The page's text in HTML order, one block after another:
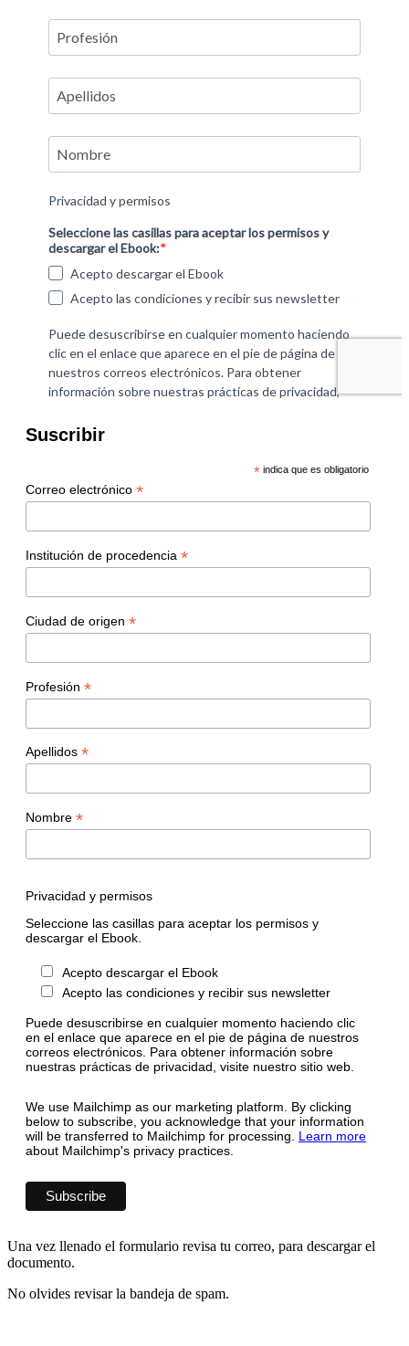
Suscribir
* indica que es obligatorio
Correo electrónico *
Institución de procedencia *
Ciudad de origen *
Profesión *
Apellidos *
Nombre *
Privacidad y permisos
Seleccione las casillas para aceptar los permisos y
descargar el Ebook.
Acepto descargar el Ebook
Acepto las condiciones y recibir sus newsletter
Puede desuscribirse en cualquier momento haciendo clic
en el enlace que aparece en el pie de página de nuestros
correos electrónicos. Para obtener información sobre
nuestras prácticas de privacidad, visite nuestro sitio web.
We use Mailchimp as our marketing platform. By clicking
below to subscribe, you acknowledge that your information
will be transferred to Mailchimp for processing. Learn more
about Mailchimp's privacy practices.
Una vez llenado el formulario revisa tu correo, para descargar el
documento.
No olvides revisar la bandeja de spam.